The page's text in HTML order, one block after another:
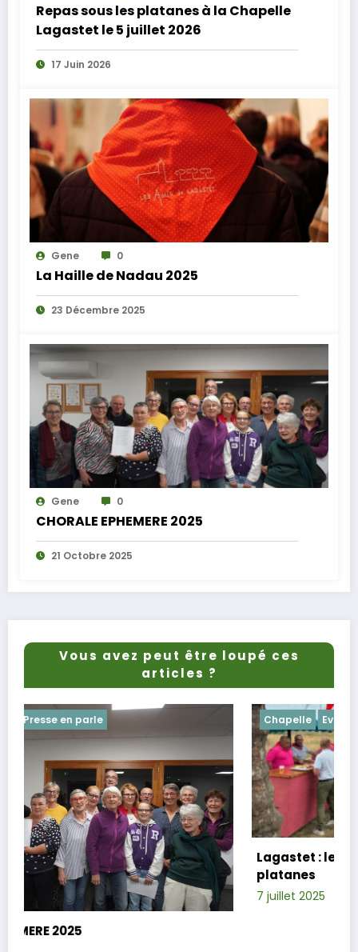
Repas sous les platanes à la Chapelle
Lagastet le 5 juillet 2026
17 Juin 2026
Gene 0
La Haille de Nadau 2025
23 Décembre 2025
Gene 0
CHORALE EPHEMERE 2025
21 Octobre 2025
Vous avez peut être loupé ces
articles ?
Chapelle
Lagastet : le repas champêtre réussi
platanes
7 juillet 2025 Xavier D.